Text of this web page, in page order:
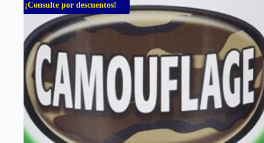
¡Consulte por descuentos!